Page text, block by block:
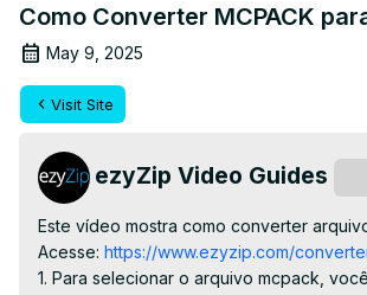
Como Converter MCPACK
May 9, 2025
Visit Site
ezyZip Video Guides
Este vídeo mostra como converter
Acesse: https://www.ezyzip.com/
1. Para selecionar o arquivo mcpack,